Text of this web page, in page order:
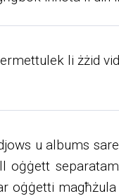
li żżid
u albums
oġġett
oġġetti